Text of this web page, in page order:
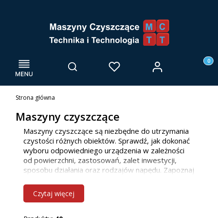
Menu Otwórz wyszukiwarkę
Szukaj Ulubione Zaloguj się
Strona główna
Maszyny czyszczące
Maszyny czyszczące są niezbędne do utrzymania
czystości różnych obiektów. Sprawdź, jak dokonać
wyboru odpowiedniego urządzenia w zależności
od powierzchni, zastosowań, zalet inwestycji,
sposobu działania oraz rodzajów napędu. Zapoznaj
teraz! Jako firma głównie działamy we Wrocławiu i
innych miejscowościach w woj. dolnośląskim, ale
Czytaj więcej